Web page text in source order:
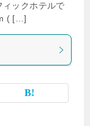
ックホテルで
( […]